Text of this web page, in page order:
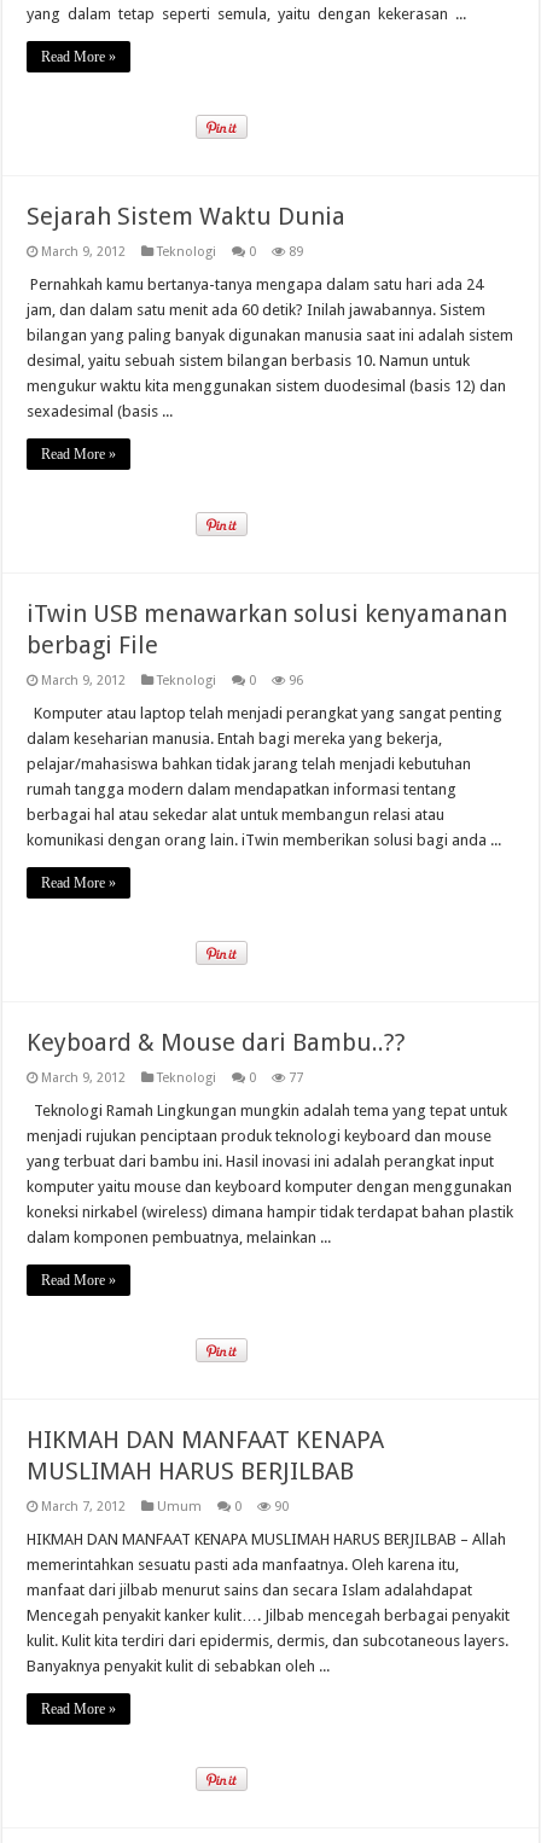
yang dalam tetap seperti semula, yaitu dengan kekerasan ...
Read More »
Sejarah Sistem Waktu Dunia
March 9, 2012 Teknologi 0 89
Pernahkah kamu bertanya-tanya mengapa dalam satu hari ada 24
jam, dan dalam satu menit ada 60 detik? Inilah jawabannya. Sistem
bilangan yang paling banyak digunakan manusia saat ini adalah sistem
desimal, yaitu sebuah sistem bilangan berbasis 10. Namun untuk
mengukur waktu kita menggunakan sistem duodesimal (basis 12) dan
sexadesimal (basis ...
Read More »
iTwin USB menawarkan solusi kenyamanan
berbagi File
March 9, 2012 Teknologi 0 96
Komputer atau laptop telah menjadi perangkat yang sangat penting
dalam keseharian manusia. Entah bagi mereka yang bekerja,
pelajar/mahasiswa bahkan tidak jarang telah menjadi kebutuhan
rumah tangga modern dalam mendapatkan informasi tentang
berbagai hal atau sekedar alat untuk membangun relasi atau
komunikasi dengan orang lain. iTwin memberikan solusi bagi anda ...
Read More »
Keyboard & Mouse dari Bambu..??
March 9, 2012 Teknologi 0 77
Teknologi Ramah Lingkungan mungkin adalah tema yang tepat untuk
menjadi rujukan penciptaan produk teknologi keyboard dan mouse
yang terbuat dari bambu ini. Hasil inovasi ini adalah perangkat input
komputer yaitu mouse dan keyboard komputer dengan menggunakan
koneksi nirkabel (wireless) dimana hampir tidak terdapat bahan plastik
dalam komponen pembuatnya, melainkan ...
Read More »
HIKMAH DAN MANFAAT KENAPA
MUSLIMAH HARUS BERJILBAB
March 7, 2012 Umum 0 90
HIKMAH DAN MANFAAT KENAPA MUSLIMAH HARUS BERJILBAB – Allah
memerintahkan sesuatu pasti ada manfaatnya. Oleh karena itu,
manfaat dari jilbab menurut sains dan secara Islam adalahdapat
Mencegah penyakit kanker kulit…. Jilbab mencegah berbagai penyakit
kulit. Kulit kita terdiri dari epidermis, dermis, dan subcotaneous layers.
Banyaknya penyakit kulit di sebabkan oleh ...
Read More »